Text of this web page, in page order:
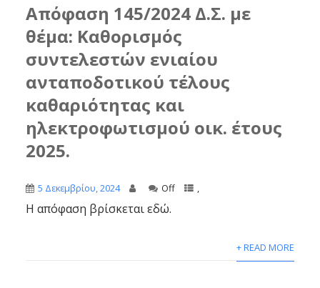
Απόφαση 145/2024 Δ.Σ. με
θέμα: Καθορισμός
συντελεστών ενιαίου
ανταποδοτικού τέλους
καθαριότητας και
ηλεκτροφωτισμού οικ. έτους
2025.
5 Δεκεμβρίου, 2024 Off ,
Η απόφαση βρίσκεται εδώ.
+ READ MORE